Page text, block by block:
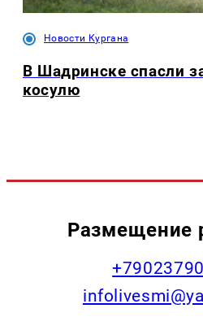
Новости Кургана
В Шадринске спасли
косулю
Размещение